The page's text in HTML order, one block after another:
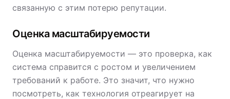
связанную с этим потерю репутации.
Оценка масштабируемости
Оценка масштабируемости — это проверка, как
система справится с ростом и увеличением
требований к работе. Это значит, что нужно
посмотреть, как технология отреагирует на